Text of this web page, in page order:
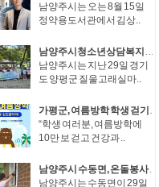
남양주시는 오는 8월 15일
정약용도서관에서 김상..
남양주시청소년상담복지센터, ‘2026 여름방학 1Day 가족 캠프’ 성료
남양주시는 지난 29일 경기
도 양평군 질울고래실마..
가평군, 여름방학 학생 걷기 챌린지 운영
“학생 여러분, 여름방학에
10만 보 걷고 건강과 ..
남양주시 수동면, 온돌봉사단과 함께 취약계층 주거환경 개선 나서
남양주시는 수동면이 29일